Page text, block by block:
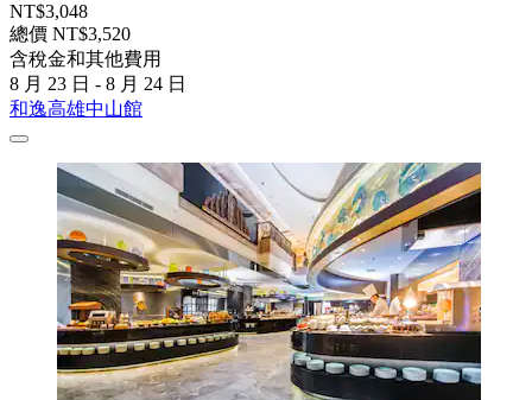
NT$3,048
總價 NT$3,520
含稅金和其他費用
8 月 23 日 - 8 月 24 日
和逸高雄中山館